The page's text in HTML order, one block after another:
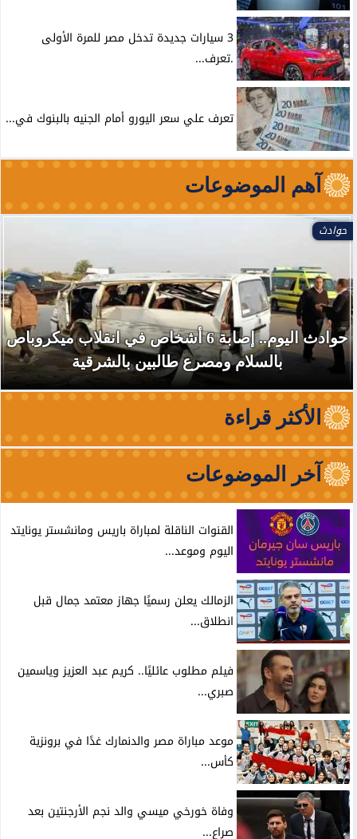
3 سيارات جديدة تدخل مصر للمرة الأولى
.تعرف...
تعرف علي سعر اليورو أمام الجنيه بالبنوك في...
آهم الموضوعات
حوادث
حوادث اليوم.. إصابة 6 أشخاص في انقلاب ميكروباص
بالسلام ومصرع طالبين بالشرقية
الأكثر قراءة
آخر الموضوعات
القنوات الناقلة لمباراة باريس ومانشستر يونايتد
اليوم وموعد...
الزمالك يعلن رسميًا جهاز معتمد جمال قبل
انطلاق...
فيلم مطلوب عائليًا.. كريم عبد العزيز وياسمين
صبري...
موعد مباراة مصر والدنمارك غدًا في برونزية
كأس...
وفاة خورخي ميسي والد نجم الأرجنتين بعد
صراع...